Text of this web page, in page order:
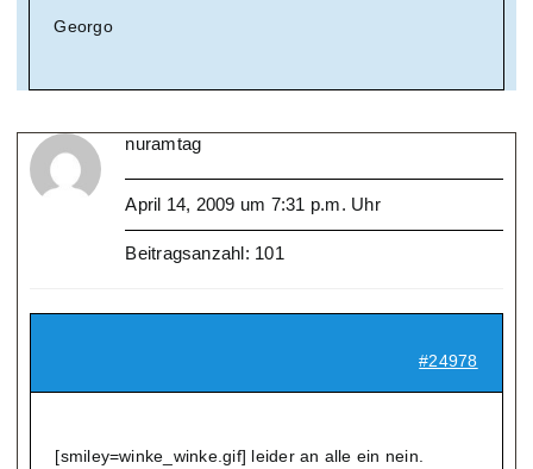
Georgo
nuramtag
April 14, 2009 um 7:31 p.m. Uhr
Beitragsanzahl: 101
#24978
[smiley=winke_winke.gif] leider an alle ein nein.